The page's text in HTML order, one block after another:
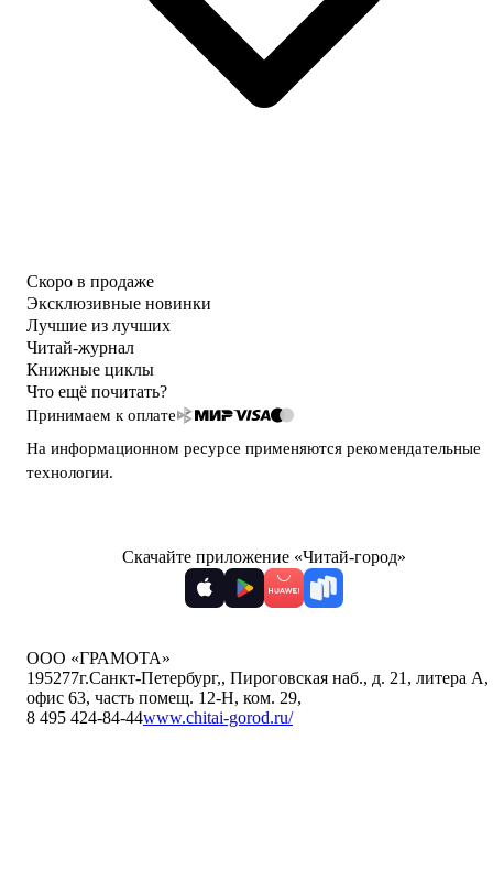
Скоро в продаже
Эксклюзивные новинки
Лучшие из лучших
Читай-журнал
Книжные циклы
Что ещё почитать?
Принимаем к оплате
На информационном ресурсе применяются рекомендательные
технологии.
Скачайте приложение «Читай-город»
ООО «ГРАМОТА»
195277г.Санкт-Петербург,, Пироговская наб., д. 21, литера А,
офис 63, часть помещ. 12-Н, ком. 29,
8 495 424-84-44www.chitai-gorod.ru/